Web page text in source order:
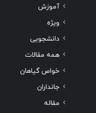
آموزش
ویژه
دانشجویی
همه مقالات
خواص گیاهان
جانداران
مقاله